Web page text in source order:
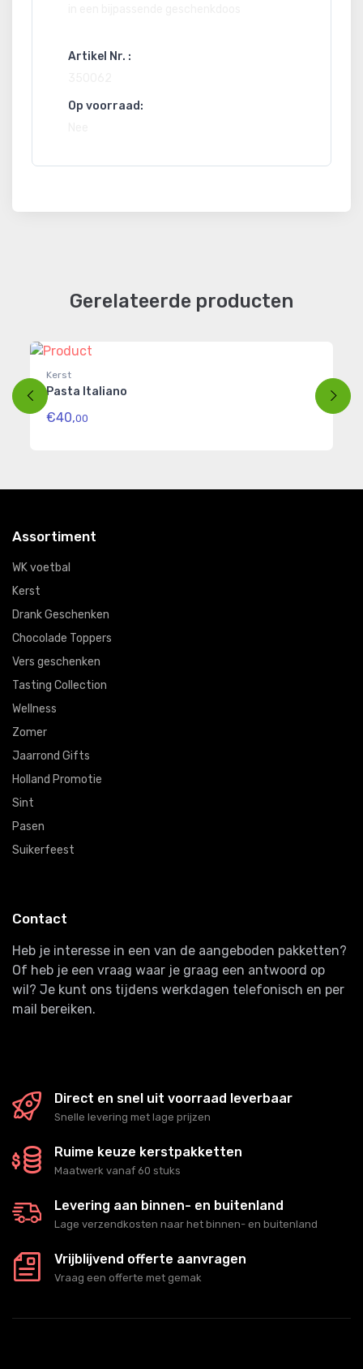
Artikel Nr. :
Op voorraad:
Gerelateerde producten
Kerst
Pasta Italiano
€40,00
Assortiment
WK voetbal
Kerst
Drank Geschenken
Chocolade Toppers
Vers geschenken
Tasting Collection
Wellness
Zomer
Jaarrond Gifts
Holland Promotie
Sint
Pasen
Suikerfeest
Contact
Heb je interesse in een van de aangeboden pakketten?
Of heb je een vraag waar je graag een antwoord op
wil? Je kunt ons tijdens werkdagen telefonisch en per
mail bereiken.
Direct en snel uit voorraad leverbaar
Snelle levering met lage prijzen
Ruime keuze kerstpakketten
Maatwerk vanaf 60 stuks
Levering aan binnen- en buitenland
Lage verzendkosten naar het binnen- en buitenland
Vrijblijvend offerte aanvragen
Vraag een offerte met gemak